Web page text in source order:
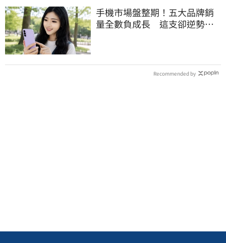
手機市場盤整期！五大品牌銷
量全數負成長 這支卻逆勢暴
Recommended by